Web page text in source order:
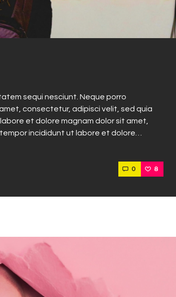
sequi nesciunt. Neque porro
consectetur, adipisci velit, sed quia
et dolore magnam dolor sit amet,
incididunt ut labore et dolore…
0 8